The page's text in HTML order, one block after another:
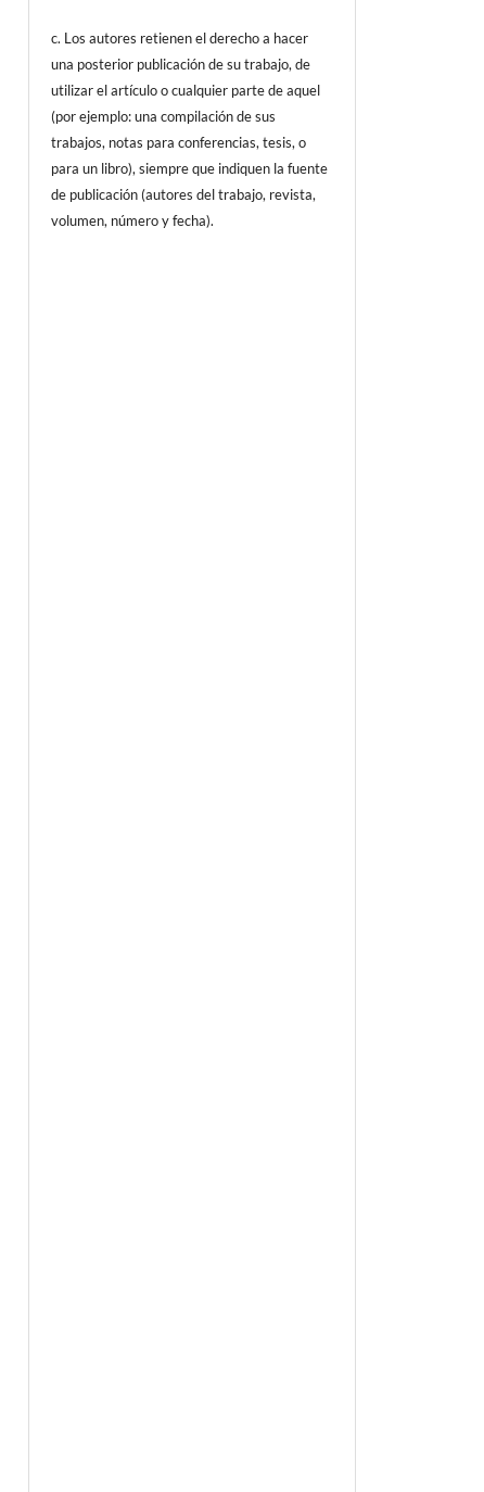
c. Los autores retienen el derecho a hacer
una posterior publicación de su trabajo, de
utilizar el artículo o cualquier parte de aquel
(por ejemplo: una compilación de sus
trabajos, notas para conferencias, tesis, o
para un libro), siempre que indiquen la fuente
de publicación (autores del trabajo, revista,
volumen, número y fecha).